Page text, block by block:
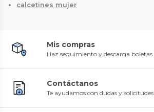
calcetines mujer
Mis compras
Haz seguimiento y descarga boletas
Contáctanos
Te ayudamos con dudas y solicitudes